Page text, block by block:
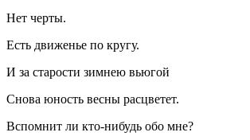
Нет черты.
Есть движенье по кругу.
И за старости зимнею вьюгой
Снова юность весны расцветет.
Вспомнит ли кто-нибудь обо мне?